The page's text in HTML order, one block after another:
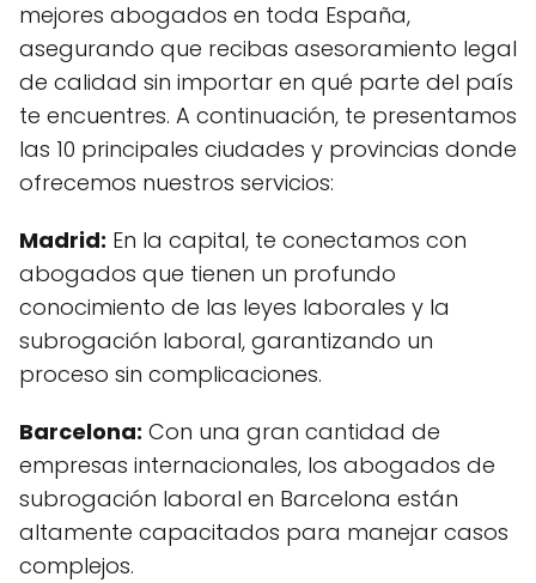
mejores abogados en toda España,
asegurando que recibas asesoramiento legal
de calidad sin importar en qué parte del país
te encuentres. A continuación, te presentamos
las 10 principales ciudades y provincias donde
ofrecemos nuestros servicios:
Madrid: En la capital, te conectamos con
abogados que tienen un profundo
conocimiento de las leyes laborales y la
subrogación laboral, garantizando un
proceso sin complicaciones.
Barcelona: Con una gran cantidad de
empresas internacionales, los abogados de
subrogación laboral en Barcelona están
altamente capacitados para manejar casos
complejos.